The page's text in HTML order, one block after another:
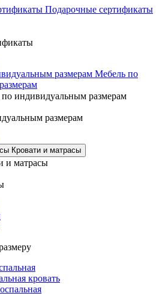
Подарочные сертификаты
Мебель по
размерам
Кровати и матрасы
кровать